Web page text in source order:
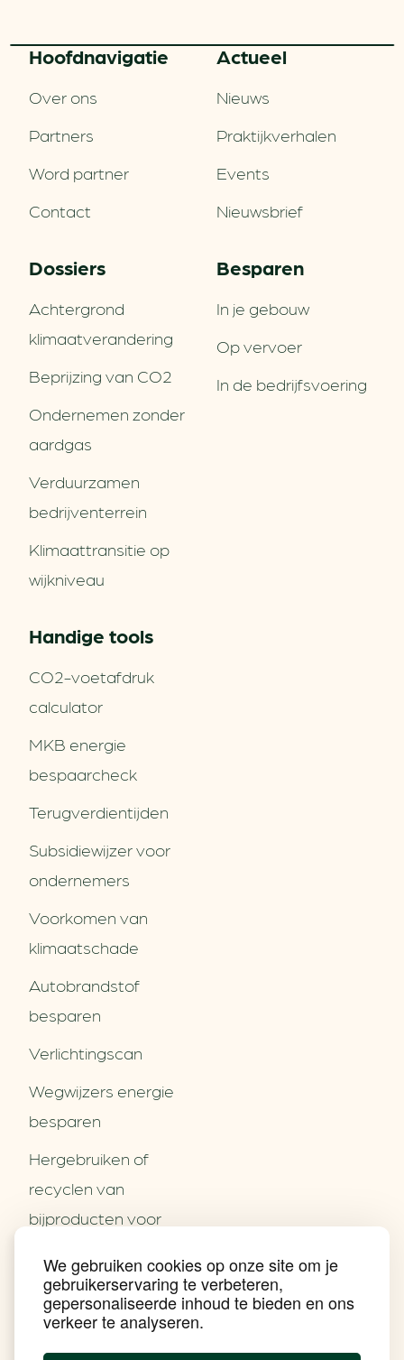
We gebruiken cookies op onze site om je
gebruikerservaring te verbeteren,
gepersonaliseerde inhoud te bieden en ons
verkeer te analyseren.
Partners
Contact
Nieuws
Praktijkverhalen
Events
Nieuwsbrief
Hoofd­navigatie
Over ons
Partners
Word partner
Contact
Actueel
Nieuws
Praktijkverhalen
Events
Nieuwsbrief
Dossiers
Achtergrond
klimaatverandering
Beprijzing van CO2
Ondernemen zonder
aardgas
Verduurzamen
bedrijventerrein
Klimaattransitie op
wijkniveau
Besparen
In je gebouw
Op vervoer
In de bedrijfsvoering
Handige tools
CO2-voetafdruk
calculator
MKB energie
bespaarcheck
Terugverdien­tijden
Subsidiewijzer voor
ondernemers
Voorkomen van
klimaatschade
Autobrandstof
besparen
Verlichtingscan
Wegwijzers energie
besparen
Hergebruiken of
recyclen van
bijproducten voor
Energie besparen op
uw PC